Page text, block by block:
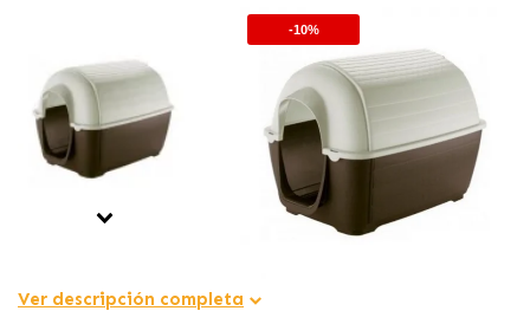
-10%
Ver descripción completa